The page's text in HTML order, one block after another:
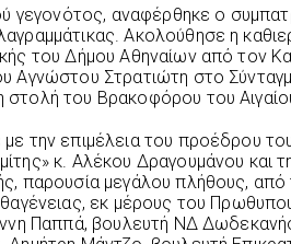
γεγονότος, αναφέρθηκε ο
Ακολούθησε η
του Δήμου Αθηναίων από τον
Αγνώστου Στρατιώτη στο
του Βρακοφόρου του
την επιμέλεια του προέδρου
κ. Αλέκου Δραγουμάνου και
παρουσία μεγάλου πλήθους, από
εκ μέρους του
Παππά, βουλευτή ΝΔ